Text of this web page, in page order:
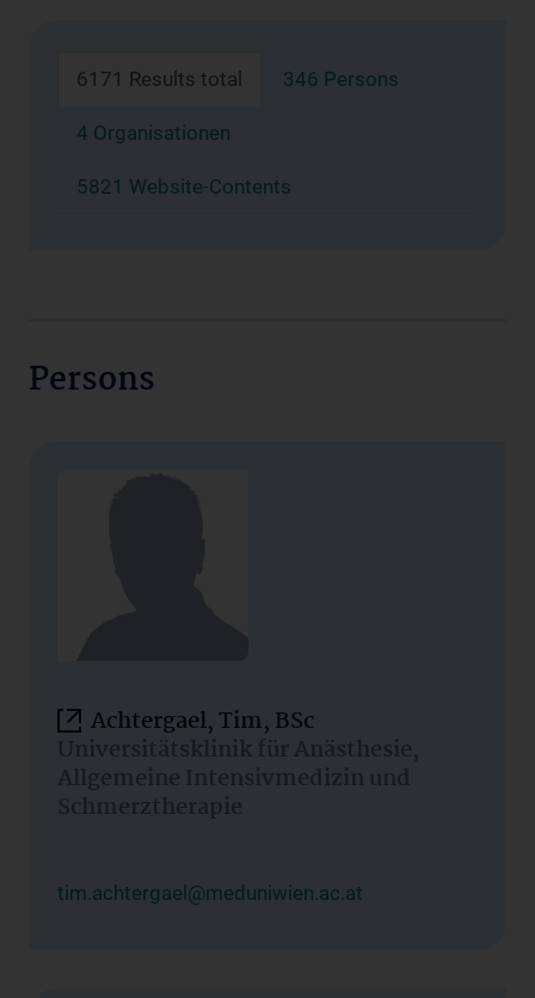
6171 Results total 346 Persons
4 Organisationen
5821 Website-Contents
Persons
Achtergael, Tim, BSc
Universitätsklinik für Anästhesie,
Allgemeine Intensivmedizin und
Schmerztherapie
tim.achtergael@meduniwien.ac.at